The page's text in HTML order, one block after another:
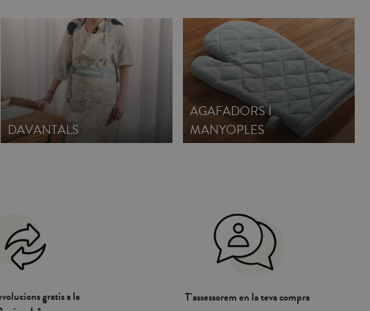
DAVANTALS
AGAFADORS I
MANYOPLES
gratis a la
T'assessorem en la teva compra